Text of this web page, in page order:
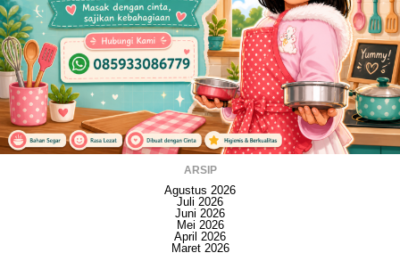
ARSIP
Agustus 2026
Juli 2026
Juni 2026
Mei 2026
April 2026
Maret 2026